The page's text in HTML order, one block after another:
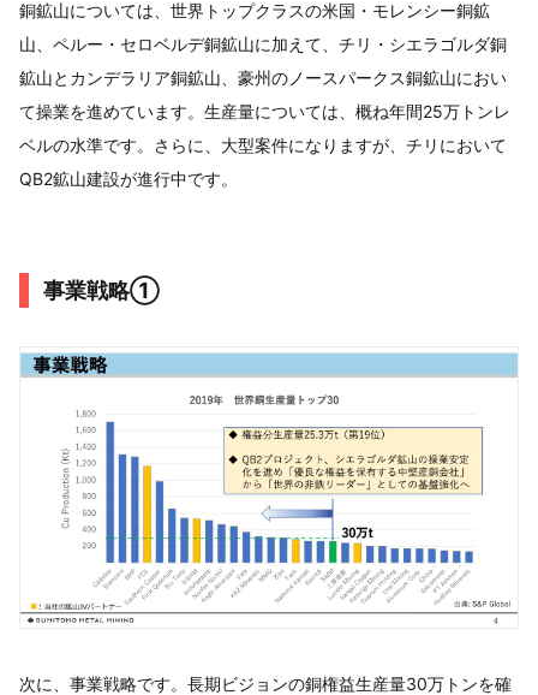
銅鉱山については、世界トップクラスの米国・モレンシー銅鉱
山、ペルー・セロベルデ銅鉱山に加えて、チリ・シエラゴルダ銅
鉱山とカンデラリア銅鉱山、豪州のノースパークス銅鉱山におい
て操業を進めています。生産量については、概ね年間25万トンレ
ベルの水準です。さらに、大型案件になりますが、チリにおいて
QB2鉱山建設が進行中です。
事業戦略①
次に、事業戦略です。長期ビジョンの銅権益生産量30万トンを確